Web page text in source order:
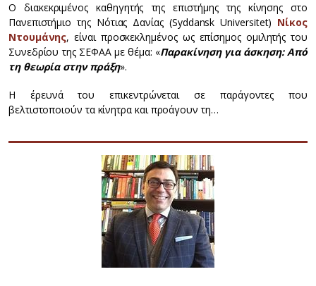
Ο διακεκριμένος καθηγητής της επιστήμης της κίνησης στο
Πανεπιστήμιο της Νότιας Δανίας (Syddansk Universitet) Νίκος
Ντουμάνης, είναι προσκεκλημένος ως επίσημος ομιλητής του
Συνεδρίου της ΣΕΦΑΑ με θέμα: «Παρακίνηση για άσκηση: Από
τη θεωρία στην πράξη».
Η έρευνά του επικεντρώνεται σε παράγοντες που
βελτιστοποιούν τα κίνητρα και προάγουν τη…